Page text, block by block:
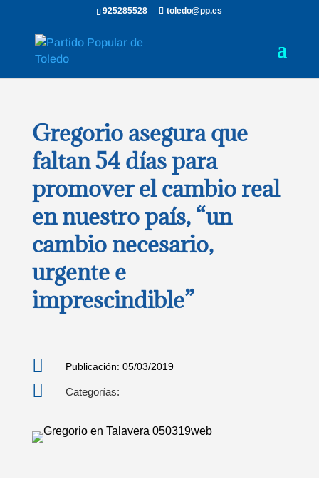
925285528 toledo@pp.es
Gregorio asegura que
faltan 54 días para
promover el cambio real
en nuestro país, “un
cambio necesario,
urgente e
imprescindible”
 Publicación: 05/03/2019
 Categorías: